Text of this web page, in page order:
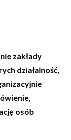
zakłady
działalność,
osób